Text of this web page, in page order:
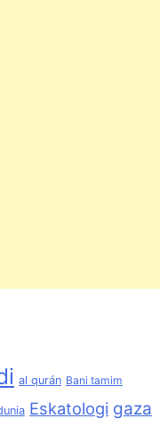
al qurán Bani tamim
Eskatologi gaza